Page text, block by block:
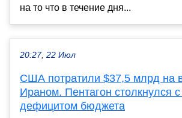
на то что в течение дня...
20:27, 22 Июл
США потратили $37,5 млрд на
Ираном. Пентагон столкнулся
дефицитом бюджета